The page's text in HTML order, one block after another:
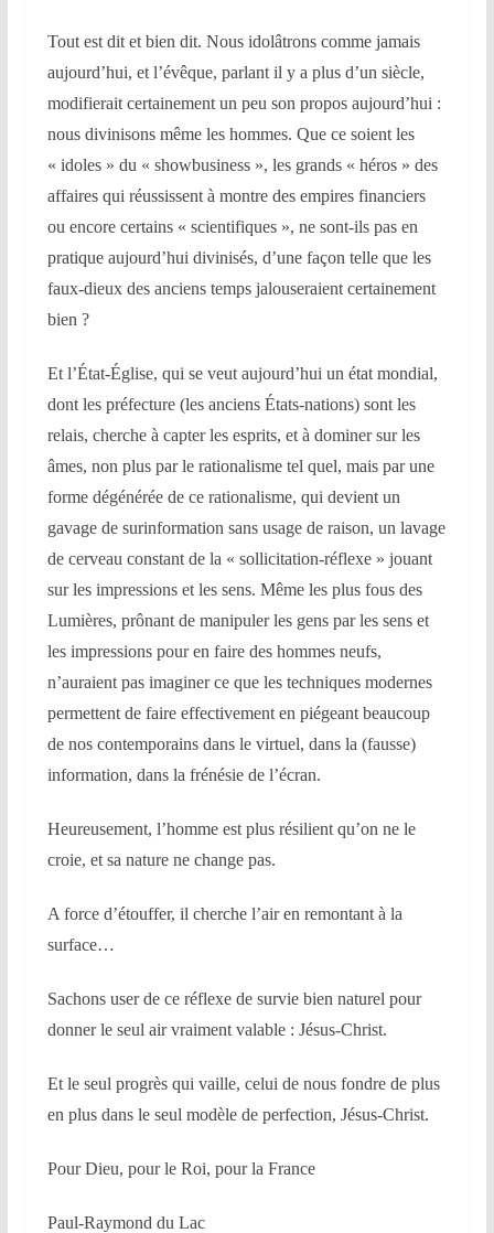
Tout est dit et bien dit. Nous idolâtrons comme jamais
aujourd’hui, et l’évêque, parlant il y a plus d’un siècle,
modifierait certainement un peu son propos aujourd’hui :
nous divinisons même les hommes. Que ce soient les
« idoles » du « showbusiness », les grands « héros » des
affaires qui réussissent à montre des empires financiers
ou encore certains « scientifiques », ne sont-ils pas en
pratique aujourd’hui divinisés, d’une façon telle que les
faux-dieux des anciens temps jalouseraient certainement
bien ?
Et l’État-Église, qui se veut aujourd’hui un état mondial,
dont les préfecture (les anciens États-nations) sont les
relais, cherche à capter les esprits, et à dominer sur les
âmes, non plus par le rationalisme tel quel, mais par une
forme dégénérée de ce rationalisme, qui devient un
gavage de surinformation sans usage de raison, un lavage
de cerveau constant de la « sollicitation-réflexe » jouant
sur les impressions et les sens. Même les plus fous des
Lumières, prônant de manipuler les gens par les sens et
les impressions pour en faire des hommes neufs,
n’auraient pas imaginer ce que les techniques modernes
permettent de faire effectivement en piégeant beaucoup
de nos contemporains dans le virtuel, dans la (fausse)
information, dans la frénésie de l’écran.
Heureusement, l’homme est plus résilient qu’on ne le
croie, et sa nature ne change pas.
A force d’étouffer, il cherche l’air en remontant à la
surface…
Sachons user de ce réflexe de survie bien naturel pour
donner le seul air vraiment valable : Jésus-Christ.
Et le seul progrès qui vaille, celui de nous fondre de plus
en plus dans le seul modèle de perfection, Jésus-Christ.
Pour Dieu, pour le Roi, pour la France
Paul-Raymond du Lac